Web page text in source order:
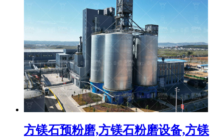
方镁石预粉磨,方镁石粉磨设备,方镁